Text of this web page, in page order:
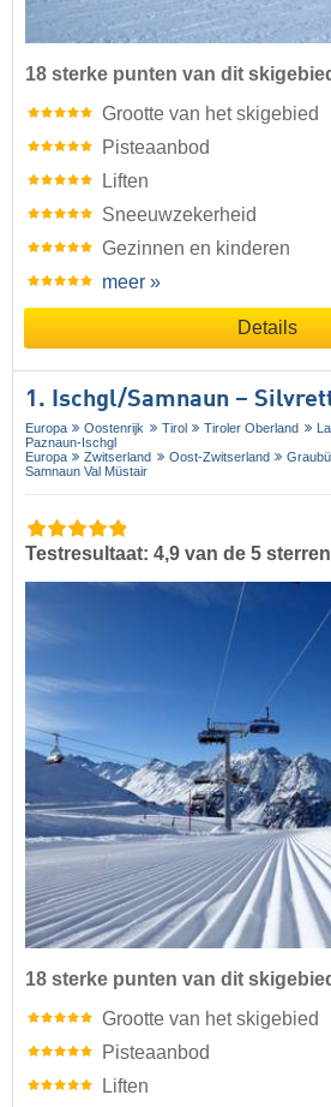
18 sterke punten van dit
Grootte van het skigebied
Pisteaanbod
Liften
Sneeuwzekerheid
Gezinnen en kinderen
meer »
Details
1. Ischgl/​Samnaun –
Europa Oostenrijk Tirol Tiroler Oberland
Paznaun-Ischgl
Europa
Zwitserland Oost-Zwitserland
Samnaun Val Müstair
Testresultaat: 4,9 van de 5 sterren
18 sterke punten van dit
Grootte van het skigebied
Pisteaanbod
Liften